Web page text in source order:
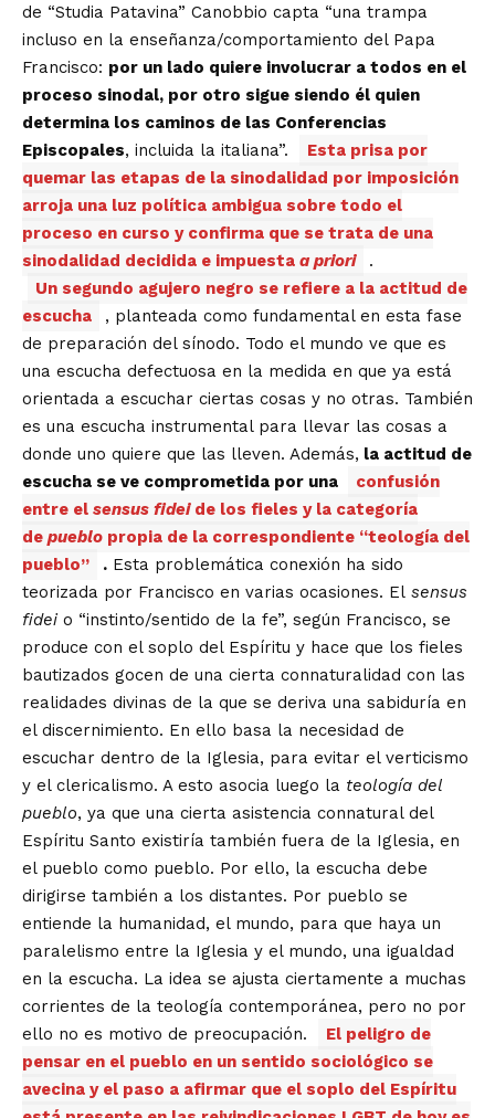
de “Studia Patavina” Canobbio capta “una trampa
incluso en la enseñanza/comportamiento del Papa
Francisco: por un lado quiere involucrar a todos en el
proceso sinodal, por otro sigue siendo él quien
determina los caminos de las Conferencias
Episcopales, incluida la italiana”.
Esta prisa por
quemar las etapas de la sinodalidad por imposición
arroja una luz política ambigua sobre todo el
proceso en curso y confirma que se trata de una
sinodalidad decidida e impuesta a priori
.
Un segundo agujero negro se refiere a la actitud de
escucha
, planteada como fundamental en esta fase
de preparación del sínodo. Todo el mundo ve que es
una escucha defectuosa en la medida en que ya está
orientada a escuchar ciertas cosas y no otras. También
es una escucha instrumental para llevar las cosas a
donde uno quiere que las lleven. Además, la actitud de
escucha se ve comprometida por una
confusión
entre el sensus fideide los fieles y la categoría
de pueblo propia de la correspondiente “teología del
pueblo”
. Esta problemática conexión ha sido
teorizada por Francisco en varias ocasiones. El sensus
fidei o “instinto/sentido de la fe”, según Francisco, se
produce con el soplo del Espíritu y hace que los fieles
bautizados gocen de una cierta connaturalidad con las
realidades divinas de la que se deriva una sabiduría en
el discernimiento. En ello basa la necesidad de
escuchar dentro de la Iglesia, para evitar el verticismo
y el clericalismo. A esto asocia luego la teología del
pueblo, ya que una cierta asistencia connatural del
Espíritu Santo existiría también fuera de la Iglesia, en
el pueblo como pueblo. Por ello, la escucha debe
dirigirse también a los distantes. Por pueblo se
entiende la humanidad, el mundo, para que haya un
paralelismo entre la Iglesia y el mundo, una igualdad
en la escucha. La idea se ajusta ciertamente a muchas
corrientes de la teología contemporánea, pero no por
ello no es motivo de preocupación.
El peligro de
pensar en el pueblo en un sentido sociológico se
avecina y el paso a afirmar que el soplo del Espíritu